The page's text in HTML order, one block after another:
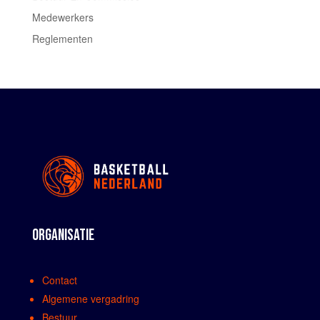
Medewerkers
Reglementen
ORGANISATIE
Contact
Algemene vergadring